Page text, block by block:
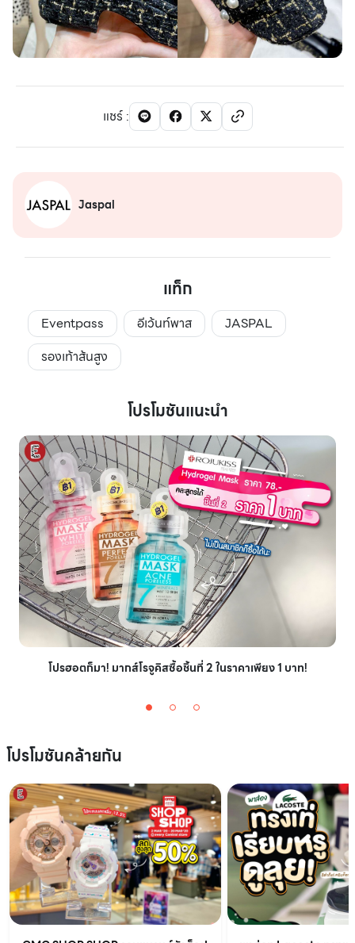
แชร์:
Jaspal
แท็ก
Eventpass อีเว้นท์พาส
JASPAL
รองเท้าส้นสูง
โปรโมชันแนะนำ
โปรฮอตก็มา! มากส์โรจูคิสซื้อชิ้นที่ 2 ในราคาเพียง 1 บาท!
โปรโมชันคล้ายกัน